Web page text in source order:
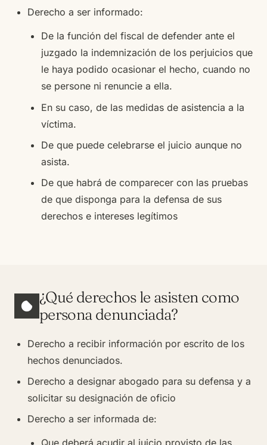
Derecho a ser informado:
De la función del fiscal de defender ante el
juzgado la indemnización de los perjuicios que
le haya podido ocasionar el hecho, cuando no
se persone ni renuncie a ella.
En su caso, de las medidas de asistencia a la
víctima.
De que puede celebrarse el juicio aunque no
asista.
De que habrá de comparecer con las pruebas
de que disponga para la defensa de sus
derechos e intereses legítimos
¿Qué derechos le asisten como
persona denunciada?
Derecho a recibir información por escrito de los
hechos denunciados.
Derecho a designar abogado para su defensa y a
solicitar su designación de oficio
Derecho a ser informada de: